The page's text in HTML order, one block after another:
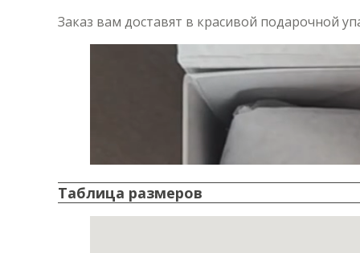
Заказ вам доставят в красивой подарочной
Таблица размеров